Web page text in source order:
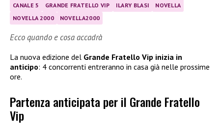
CANALE 5 GRANDE FRATELLO VIP ILARY BLASI
NOVELLA
NOVELLA 2000
NOVELLA2000
Ecco quando e cosa accadrà
La nuova edizione del Grande Fratello Vip inizia in
anticipo: 4 concorrenti entreranno in casa già nelle prossime
ore.
Partenza anticipata per il Grande Fratello
Vip